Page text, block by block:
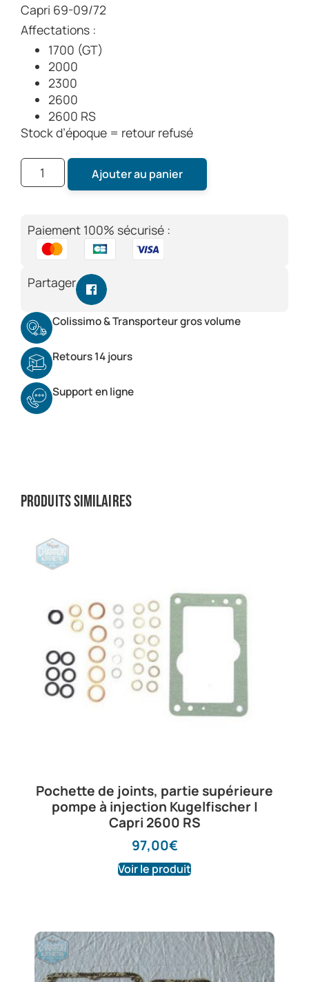
Capri 69-09/72
Affectations :
1700 (GT)
2000
2300
2600
2600 RS
Stock d’époque = retour refusé
Ajouter au panier
Paiement 100% sécurisé :
Partager
Colissimo & Transporteur gros volume
Retours 14 jours
Support en ligne
Produits similaires
Pochette de joints, partie supérieure
pompe à injection Kugelfischer |
Capri 2600 RS
97,00€
Voir le produit